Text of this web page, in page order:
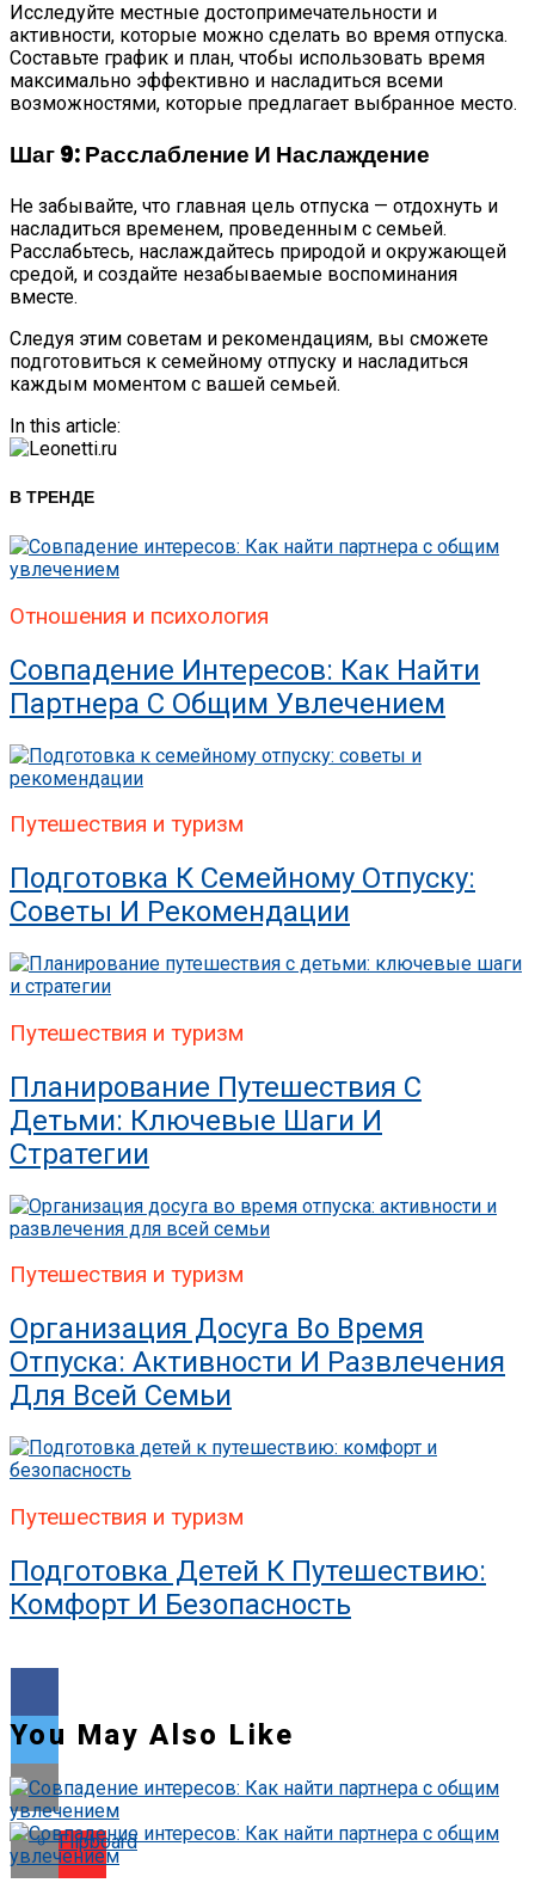
Исследуйте местные достопримечательности и
активности, которые можно сделать во время отпуска.
Составьте график и план, чтобы использовать время
максимально эффективно и насладиться всеми
возможностями, которые предлагает выбранное место.
Шаг 9: Расслабление И Наслаждение
Не забывайте, что главная цель отпуска — отдохнуть и
насладиться временем, проведенным с семьей.
Расслабьтесь, наслаждайтесь природой и окружающей
средой, и создайте незабываемые воспоминания
вместе.
Следуя этим советам и рекомендациям, вы сможете
подготовиться к семейному отпуску и насладиться
каждым моментом с вашей семьей.
In this article:
В ТРЕНДЕ
Отношения и психология
Совпадение Интересов: Как Найти
Партнера С Общим Увлечением
Путешествия и туризм
Подготовка К Семейному Отпуску:
Советы И Рекомендации
Путешествия и туризм
Планирование Путешествия С
Детьми: Ключевые Шаги И
Стратегии
Путешествия и туризм
Организация Досуга Во Время
Отпуска: Активности И Развлечения
Для Всей Семьи
Путешествия и туризм
Подготовка Детей К Путешествию:
Комфорт И Безопасность
Flipboard
You May Also Like